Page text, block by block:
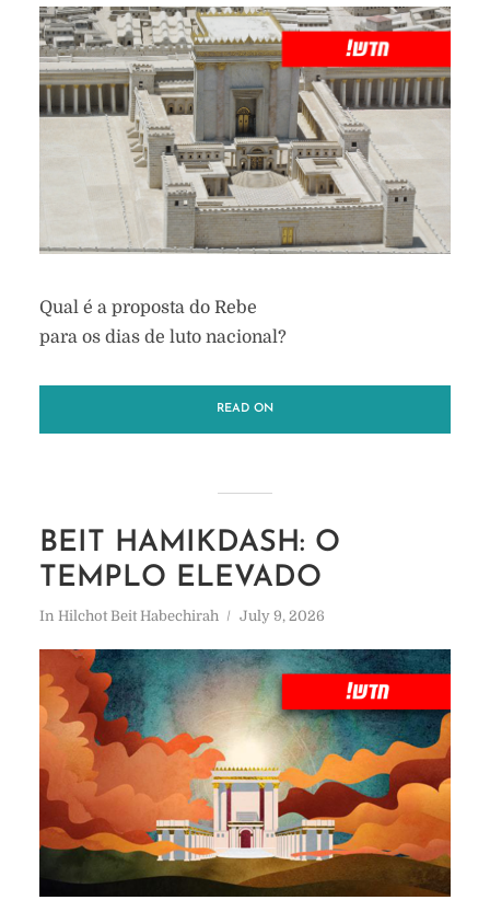
Qual é a proposta do Rebe
para os dias de luto nacional?
READ ON
BEIT HAMIKDASH: O
TEMPLO ELEVADO
In Hilchot Beit Habechirah July 9, 2026